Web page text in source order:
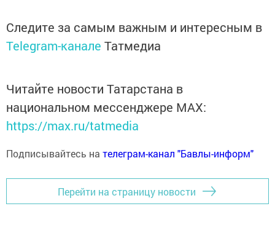
Следите за самым важным и интересным в
Telegram-канале Татмедиа
Читайте новости Татарстана в
национальном мессенджере MАХ:
https://max.ru/tatmedia
Подписывайтесь на телеграм-канал "Бавлы-информ"
Перейти на страницу новости